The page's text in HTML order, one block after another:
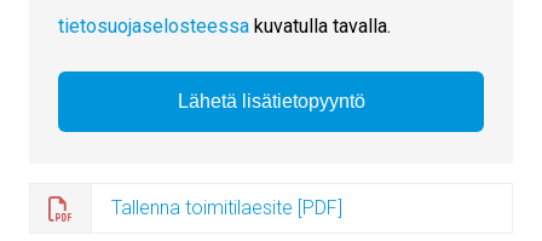
tietosuojaselosteessa kuvatulla tavalla.
Tallenna toimitilaesite [PDF]